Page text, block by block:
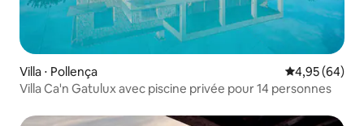
Villa ⋅ Pollença Évaluation
4,95 (64)
Villa Ca'n Gatulux avec piscine privée pour 14 personnes